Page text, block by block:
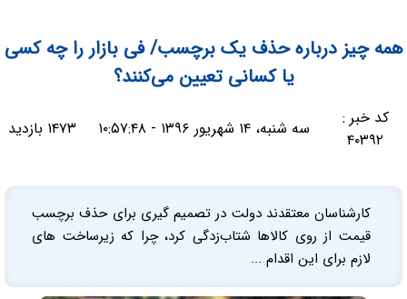
همه چیز درباره حذف یک برچسب/ فی بازار را چه کسی
یا کسانی تعیین می‌کنند؟
کد خبر :
۴۰۳۹۲
سه شنبه، ۱۴ شهریور ۱۳۹۶ - ۱۰:۵۷:۴۸ ۱۴۷۳ بازدید
کارشناسان معتقدند دولت در تصمیم گیری برای حذف برچسب
قیمت‌ از روی کالاها شتاب‌زدگی کرد، چرا که زیرساخت های
لازم برای این اقدام ...